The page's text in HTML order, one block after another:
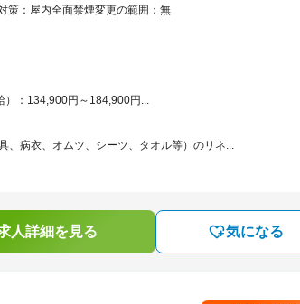
策：屋内全面禁煙変更の範囲：無
）：134,900円～184,900円...
、病衣、オムツ、シーツ、タオル等）のリネ...
人詳細を見る 気になる